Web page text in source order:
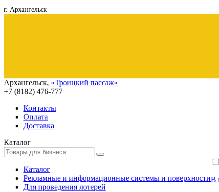
г. Архангельск
Архангельск, «Троицкий пассаж»
+7 (8182) 476-777
Контакты
Оплата
Доставка
Каталог
Каталог
Рекламные и информационные системы и поверхности
Для проведения лотерей
В